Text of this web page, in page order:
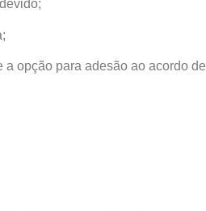
opção para adesão ao acordo